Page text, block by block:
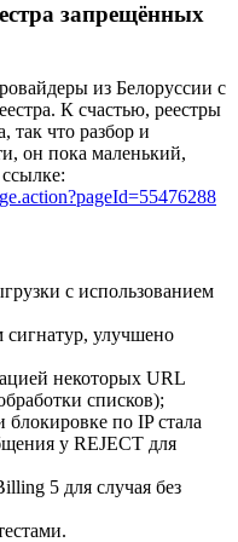
запрещённых
из Белоруссии с
К счастью, реестры
так что разбор и
он пока маленький,
с использованием
сигнатур, улучшено
некоторых URL
списков);
по IP стала
у REJECT для
5 для случая без